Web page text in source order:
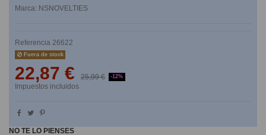
Marca: NSNOVELTIES
Referencia 26622
Fuera de stock
22,87 € 25,99 € -12%
Impuestos incluidos
NO TE LO PIENSES